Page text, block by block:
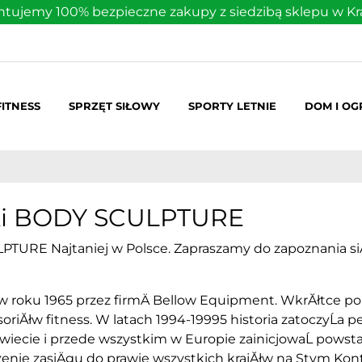
100% bezpieczne zakupy z siedzibą sklepu w
SPRZĘT SIŁOWY SPORTY LETNIE DOM I
SCULPTURE
Najtaniej w Polsce. Zapraszamy do zapoznania
1965 przez firmÄ Bellow Equipment. WkrĂłtce
fitness. W latach 1994-19995 historia zatoczyĹa
i przede wszystkim w Europie zainicjowaĹ
zasiÄgu do prawie wszystkich krajĂłw na Stym